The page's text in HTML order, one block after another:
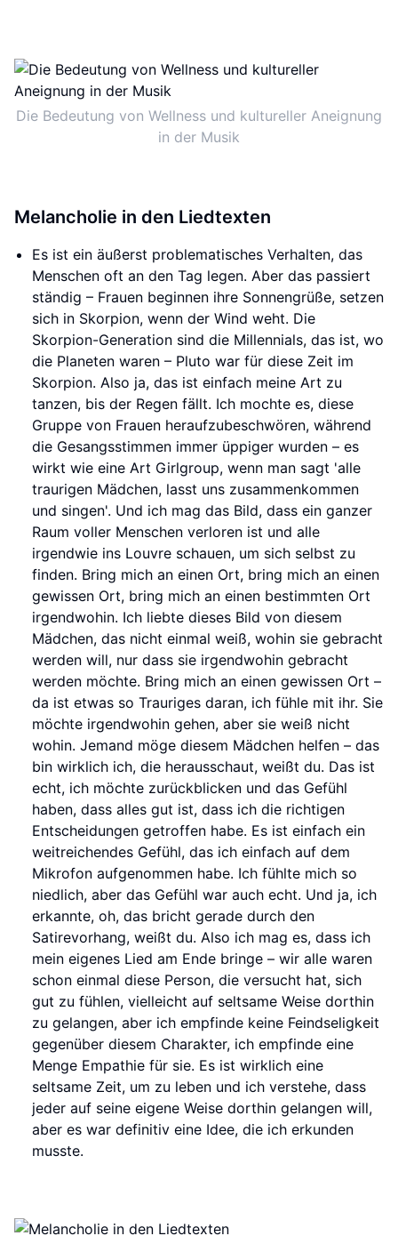
Die Bedeutung von Wellness und kultureller Aneignung
in der Musik
Melancholie in den Liedtexten
Es ist ein äußerst problematisches Verhalten, das
Menschen oft an den Tag legen. Aber das passiert
ständig – Frauen beginnen ihre Sonnengrüße, setzen
sich in Skorpion, wenn der Wind weht. Die
Skorpion-Generation sind die Millennials, das ist, wo
die Planeten waren – Pluto war für diese Zeit im
Skorpion. Also ja, das ist einfach meine Art zu
tanzen, bis der Regen fällt. Ich mochte es, diese
Gruppe von Frauen heraufzubeschwören, während
die Gesangsstimmen immer üppiger wurden – es
wirkt wie eine Art Girlgroup, wenn man sagt 'alle
traurigen Mädchen, lasst uns zusammenkommen
und singen'. Und ich mag das Bild, dass ein ganzer
Raum voller Menschen verloren ist und alle
irgendwie ins Louvre schauen, um sich selbst zu
finden. Bring mich an einen Ort, bring mich an einen
gewissen Ort, bring mich an einen bestimmten Ort
irgendwohin. Ich liebte dieses Bild von diesem
Mädchen, das nicht einmal weiß, wohin sie gebracht
werden will, nur dass sie irgendwohin gebracht
werden möchte. Bring mich an einen gewissen Ort –
da ist etwas so Trauriges daran, ich fühle mit ihr. Sie
möchte irgendwohin gehen, aber sie weiß nicht
wohin. Jemand möge diesem Mädchen helfen – das
bin wirklich ich, die herausschaut, weißt du. Das ist
echt, ich möchte zurückblicken und das Gefühl
haben, dass alles gut ist, dass ich die richtigen
Entscheidungen getroffen habe. Es ist einfach ein
weitreichendes Gefühl, das ich einfach auf dem
Mikrofon aufgenommen habe. Ich fühlte mich so
niedlich, aber das Gefühl war auch echt. Und ja, ich
erkannte, oh, das bricht gerade durch den
Satirevorhang, weißt du. Also ich mag es, dass ich
mein eigenes Lied am Ende bringe – wir alle waren
schon einmal diese Person, die versucht hat, sich
gut zu fühlen, vielleicht auf seltsame Weise dorthin
zu gelangen, aber ich empfinde keine Feindseligkeit
gegenüber diesem Charakter, ich empfinde eine
Menge Empathie für sie. Es ist wirklich eine
seltsame Zeit, um zu leben und ich verstehe, dass
jeder auf seine eigene Weise dorthin gelangen will,
aber es war definitiv eine Idee, die ich erkunden
musste.